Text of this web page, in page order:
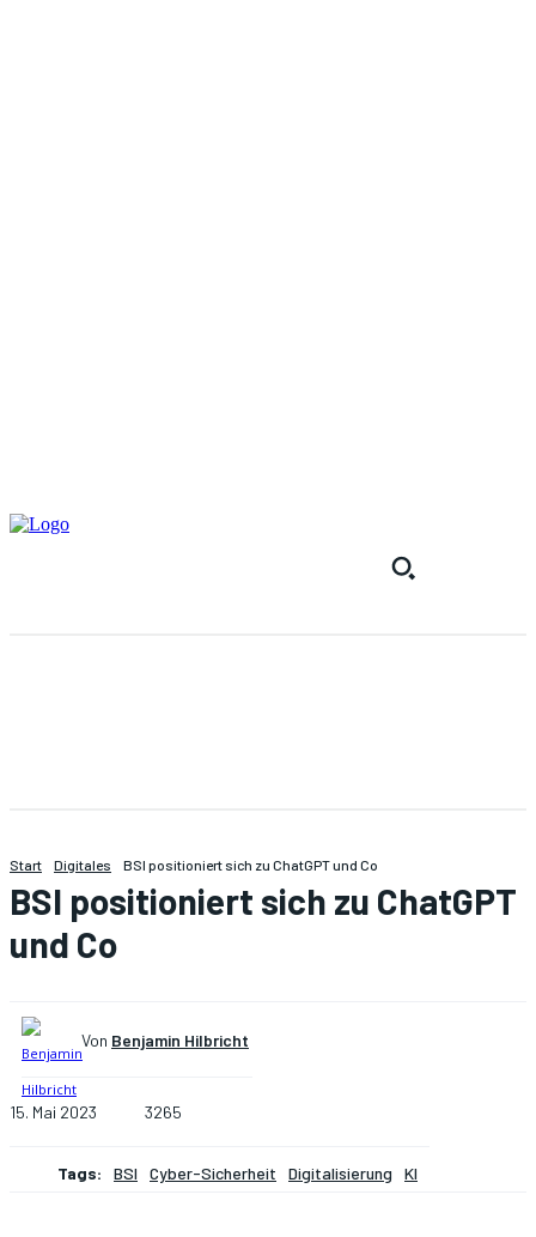
Start Digitales BSI positioniert sich zu ChatGPT und Co
BSI positioniert sich zu ChatGPT
und Co
Von Benjamin Hilbricht
15. Mai 2023 3265
Tags: BSI Cyber-Sicherheit Digitalisierung KI